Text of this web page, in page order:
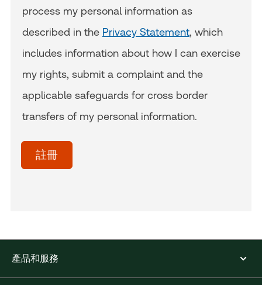
process my personal information as
described in the Privacy Statement, which
includes information about how I can exercise
my rights, submit a complaint and the
applicable safeguards for cross border
transfers of my personal information.
註冊
產品和服務